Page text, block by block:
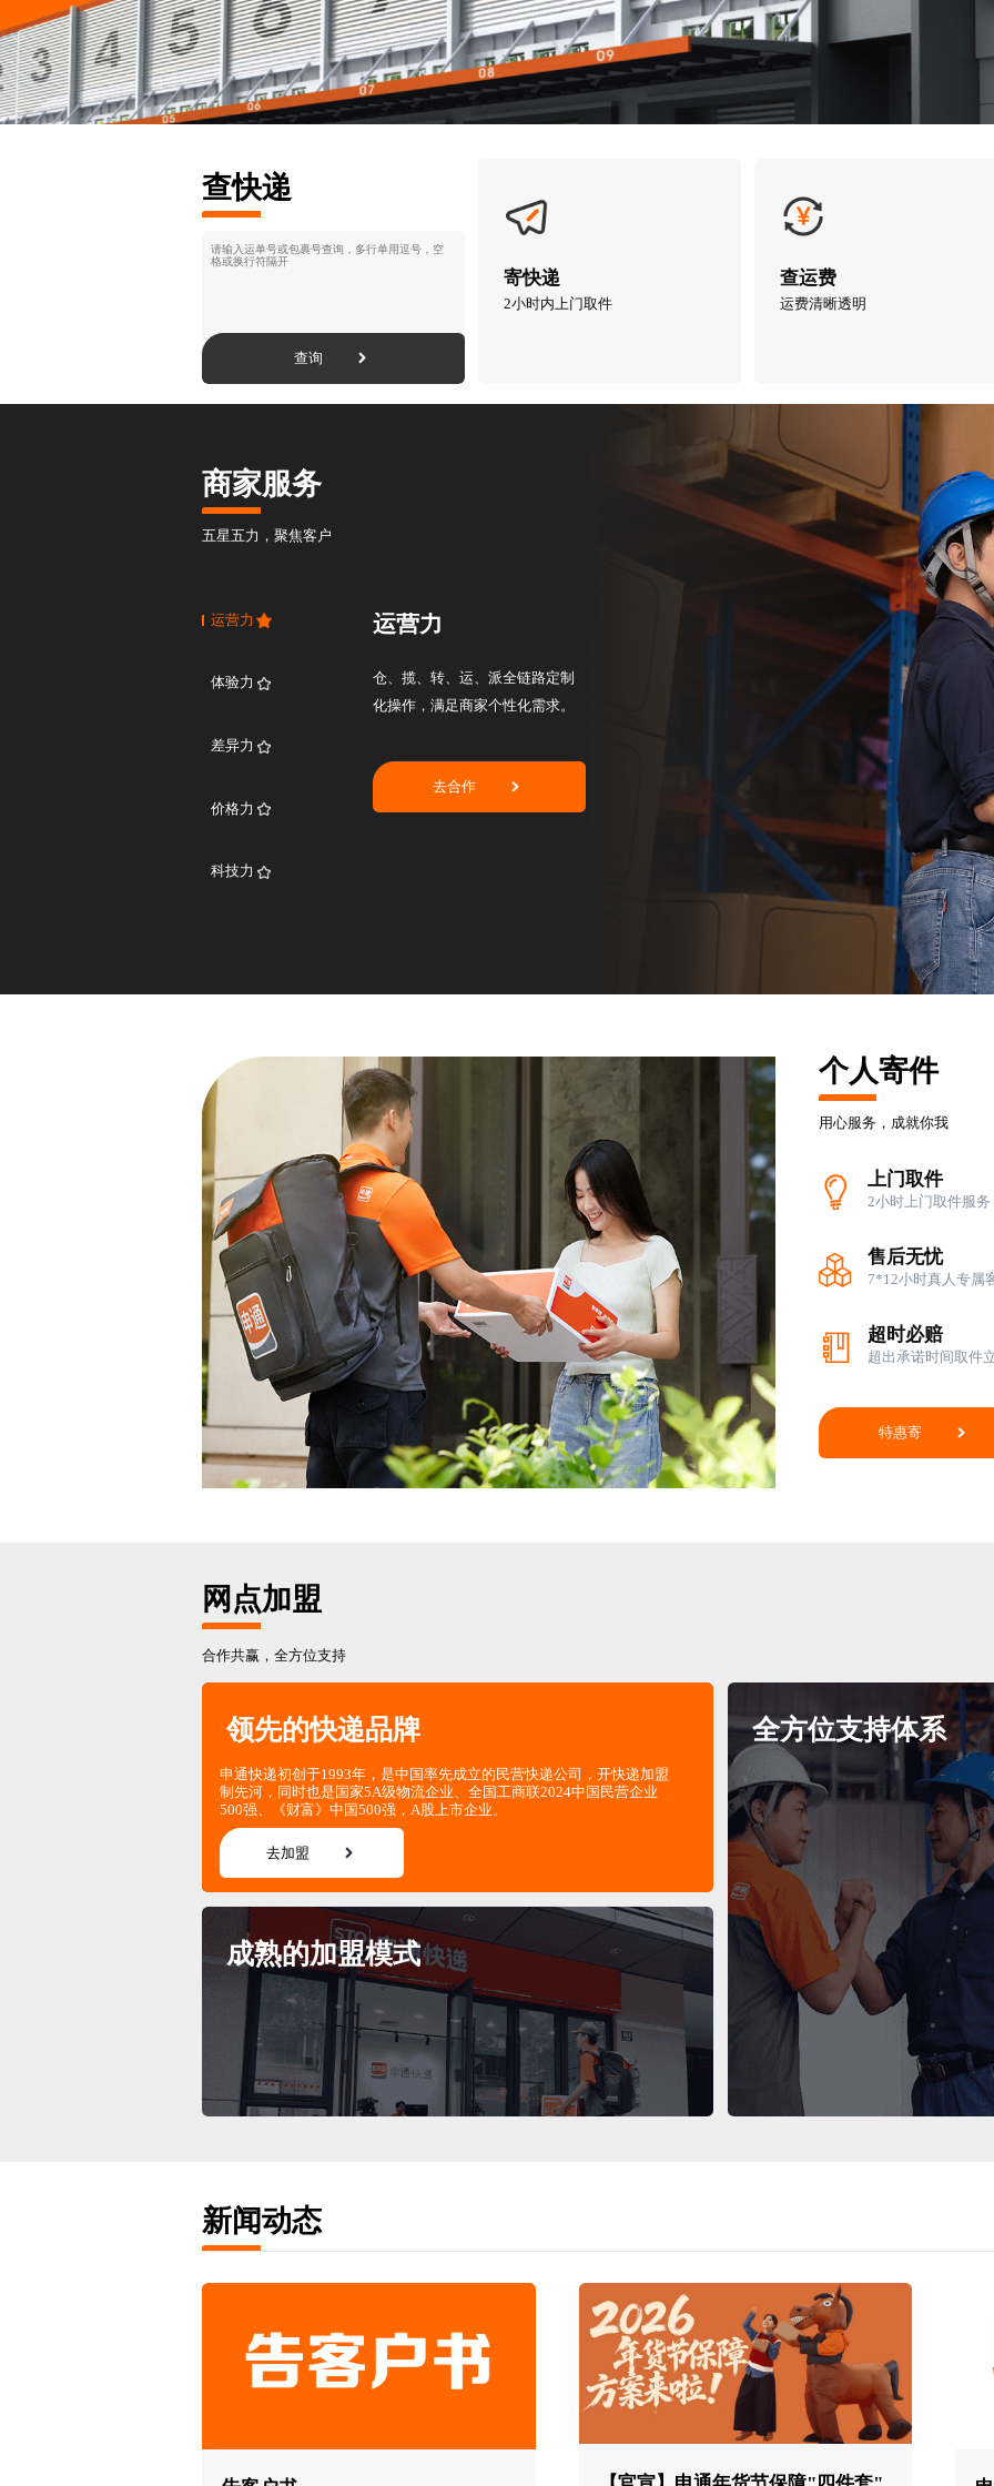
查快递
查询
寄快递
2小时内上门取件
查运费
运费清晰透明
商家服务
五星五力，聚焦客户
运营力
体验力
差异力
价格力
科技力
运营力
仓、揽、转、运、派全链路定制
化操作，满足商家个性化需求。
去合作
需求极速响应，快速完结，优先
理赔，精准诊断。
去合作
差异力
价格力
灵活的合作模式和结算政策，提
供高性价比服务。
去合作
多级防控，保障万亿级包裹信息
安全。全网数智化升级，全链路
个人寄件
用心服务，成就你我
上门取件
2小时上门取件服务
售后无忧
7*12小时真人专属
超时必赔
超出承诺时间取件
特惠寄
网点加盟
合作共赢，全方位支持
领先的快递品牌
申通快递初创于1993年，是中国率先成立的民营快递公司，开快递加盟
制先河，同时也是国家5A级物流企业、全国工商联2024中国民营企业
500强、《财富》中国500强，A股上市企业。
去加盟
成熟的加盟模式
全方位支持体系
新闻动态